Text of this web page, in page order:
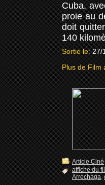
Cuba,
proie au
doit
140
Sortie le: 27/
Plus de Film
Article Ciné
affiche du
Arrechaga,